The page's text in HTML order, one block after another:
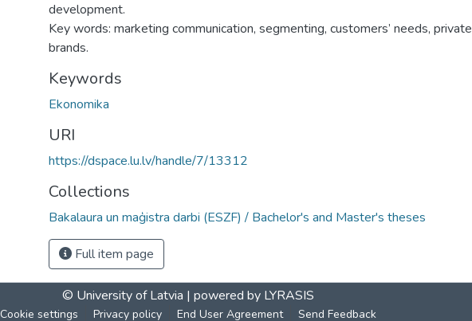
development.
Key words: marketing communication, segmenting, customers’ needs, private
brands.
Keywords
Ekonomika
URI
https://dspace.lu.lv/handle/7/13312
Collections
Bakalaura un maģistra darbi (ESZF) / Bachelor's and Master's theses
Full item page
© University of Latvia | powered by LYRASIS
Cookie settings Privacy policy End User Agreement Send Feedback